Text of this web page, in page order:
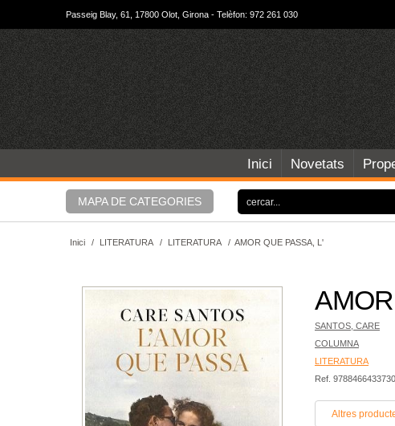
Passeig Blay, 61, 17800 Olot, Girona - Telèfon: 972 261 030
Inici Novetats
MAPA DE CATEGORIES
Inici / LITERATURA / LITERATURA / AMOR QUE PASSA, L'
SANTOS, CARE
COLUMNA
LITERATURA
Ref. 9788466433730
Altres